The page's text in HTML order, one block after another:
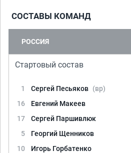
СОСТАВЫ КОМАНД
РОССИЯ
Стартовый состав
1 Сергей Песьяков (вр)
16
Евгений Макеев
17
Сергей Паршивлюк
5
Георгий Щенников
10
Игорь Горбатенко